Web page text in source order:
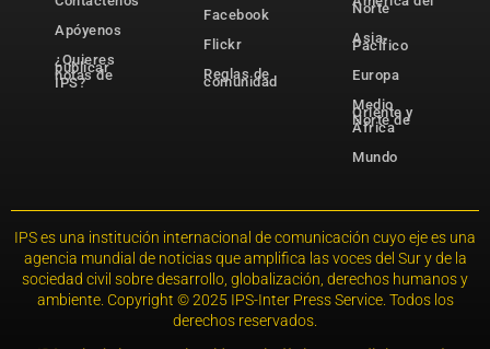
Apóyenos
¿Quieres
publicar
notas de
IPS?
Facebook
Flickr
Reglas de
comunidad
Norte
Asia-
Pacífico
Europa
Medio
Oriente y
Norte de
África
Mundo
IPS es una institución internacional de comunicación cuyo eje es una
agencia mundial de noticias que amplifica las voces del Sur y de la
sociedad civil sobre desarrollo, globalización, derechos humanos y
ambiente. Copyright © 2025 IPS-Inter Press Service. Todos los
derechos reservados.